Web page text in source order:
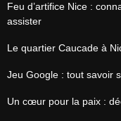
Feu d’artifice Nice :
assister
Le quartier Caucade à
Jeu Google : tout savoir
Un cœur pour la paix :